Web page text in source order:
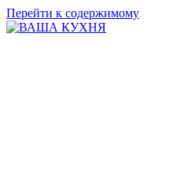
Перейти к содержимому